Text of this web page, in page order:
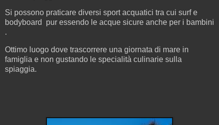
Si possono praticare diversi sport acquatici tra cui surf e
bodyboard pur essendo le acque sicure anche per i bambini
.
Ottimo luogo dove trascorrere una giornata di mare in
famiglia e non gustando le specialità culinarie sulla
spiaggia.